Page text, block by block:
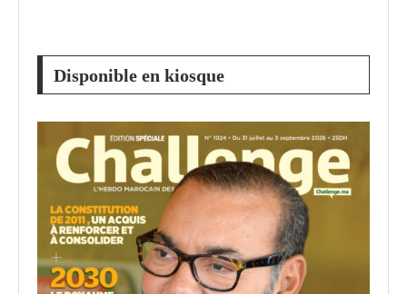
Disponible en kiosque